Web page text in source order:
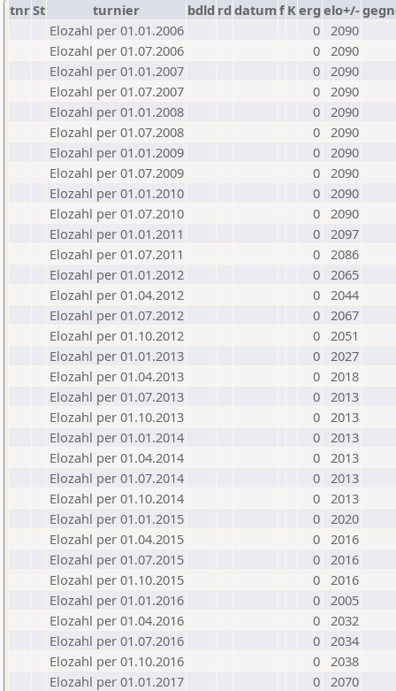
tnrSt turnier bdld rd datumf Kerg elo+/-
Elozahl per 01.01.2006
0 2090
Elozahl per 01.07.2006
0 2090
Elozahl per 01.01.2007
0 2090
Elozahl per 01.07.2007
0 2090
Elozahl per 01.01.2008
0 2090
Elozahl per 01.07.2008
0 2090
Elozahl per 01.01.2009
0 2090
Elozahl per 01.07.2009
0 2090
Elozahl per 01.01.2010
0 2090
Elozahl per 01.07.2010
0 2090
Elozahl per 01.01.2011
0 2097
Elozahl per 01.07.2011
0 2086
Elozahl per 01.01.2012
0 2065
Elozahl per 01.04.2012
0 2044
Elozahl per 01.07.2012
0 2067
Elozahl per 01.10.2012
0 2051
Elozahl per 01.01.2013
0 2027
Elozahl per 01.04.2013
0 2018
Elozahl per 01.07.2013
0 2013
Elozahl per 01.10.2013
0 2013
Elozahl per 01.01.2014
0 2013
Elozahl per 01.04.2014
0 2013
Elozahl per 01.07.2014
0 2013
Elozahl per 01.10.2014
0 2013
Elozahl per 01.01.2015
0 2020
Elozahl per 01.04.2015
0 2016
Elozahl per 01.07.2015
0 2016
Elozahl per 01.10.2015
0 2016
Elozahl per 01.01.2016
0 2005
Elozahl per 01.04.2016
0 2032
Elozahl per 01.07.2016
0 2034
Elozahl per 01.10.2016
0 2038
Elozahl per 01.01.2017
0 2070